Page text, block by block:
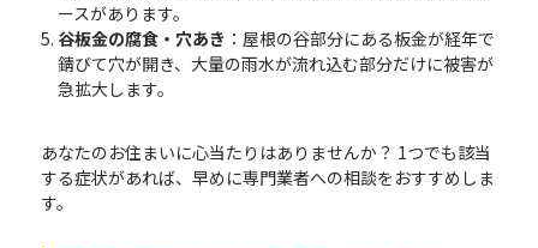
ースがあります。
谷板金の腐食・穴あき ：屋根の谷部分にある板金が経年で
錆びて穴が開き、大量の雨水が流れ込む部分だけに被害が
急拡大します。
あなたのお住まいに心当たりはありませんか？ 1つでも該当
する症状があれば、早めに専門業者への相談をおすすめしま
す。